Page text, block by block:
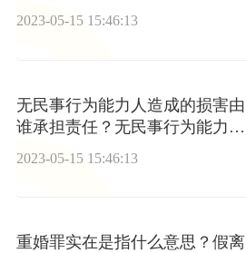
2023-05-15 15:46:13
无民事行为能力人造成的损害由
谁承担责任？无民事行为能力人
2023-05-15 15:46:13
重婚罪实在是指什么意思？假离